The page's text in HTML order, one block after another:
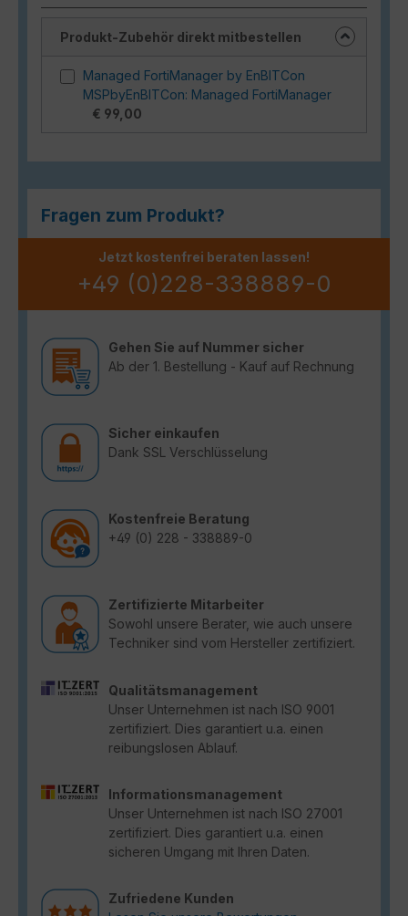
Produkt-Zubehör direkt mitbestellen
Managed FortiManager by EnBITCon
MSPbyEnBITCon: Managed FortiManager
€ 99,00
Fragen zum Produkt?
Jetzt kostenfrei beraten lassen!
+49 (0)228-338889-0
Gehen Sie auf Nummer sicher
Ab der 1. Bestellung - Kauf auf Rechnung
Sicher einkaufen
Dank SSL Verschlüsselung
Kostenfreie Beratung
+49 (0) 228 - 338889-0
Zertifizierte Mitarbeiter
Sowohl unsere Berater, wie auch unsere
Techniker sind vom Hersteller zertifiziert.
Qualitätsmanagement
Unser Unternehmen ist nach ISO 9001
zertifiziert. Dies garantiert u.a. einen
reibungslosen Ablauf.
Informationsmanagement
Unser Unternehmen ist nach ISO 27001
zertifiziert. Dies garantiert u.a. einen
sicheren Umgang mit Ihren Daten.
Zufriedene Kunden